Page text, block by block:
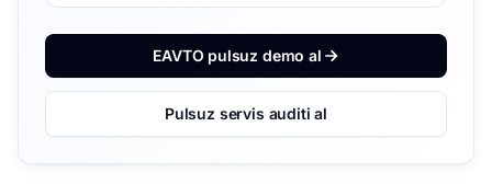
EAVTO pulsuz demo al
Pulsuz servis auditi al